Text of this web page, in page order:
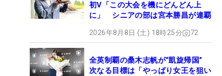
初V「この大会を機にどんどん上
に」 シニアの部は宮本勝昌が連覇
2026年8月8日 (土) 18時25分 72
全英制覇の桑木志帆が“凱旋帰国”
次なる目標は「やっぱり女王を狙い